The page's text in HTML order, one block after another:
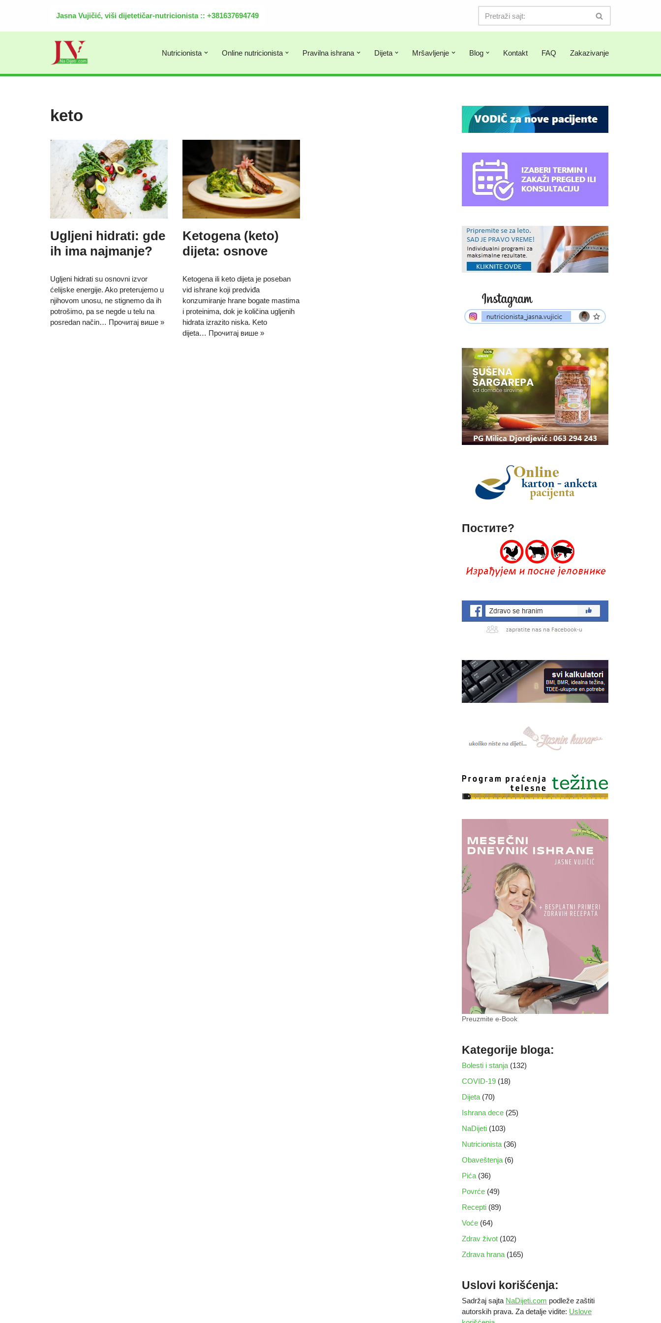
Jasna Vujičić, viši dijetetičar-nutricionista :: +381637694749
Nutricionista Online nutricionista Pravilna ishrana Dijeta Mršavljenje Blog Kontakt FAQ Zakazivanje
keto
Ugljeni hidrati: gde
ih ima najmanje?
Ugljeni hidrati su osnovni izvor
ćelijske energije. Ako preterujemo u
njihovom unosu, ne stignemo da ih
potrošimo, pa se negde u telu na
posredan način… Прочитај више »
Ketogena (keto)
dijeta: osnove
Ketogena ili keto dijeta je poseban
vid ishrane koji predviđa
konzumiranje hrane bogate mastima
i proteinima, dok je količina ugljenih
hidrata izrazito niska. Keto
dijeta… Прочитај више »
Постите?
Preuzmite e-Book
Kategorije bloga:
Bolesti i stanja(132)
COVID-19 (18)
Dijeta(70)
Ishrana dece (25)
NaDijeti (103)
Nutricionista(36)
Obaveštenja(6)
Pića(36)
Povrće (49)
Recepti (89)
Voće (64)
Zdrav život (102)
Zdrava hrana(165)
Uslovi korišćenja:
Sadržaj sajta NaDijeti.com podleže zaštiti
autorskih prava. Za detalje vidite: Uslove